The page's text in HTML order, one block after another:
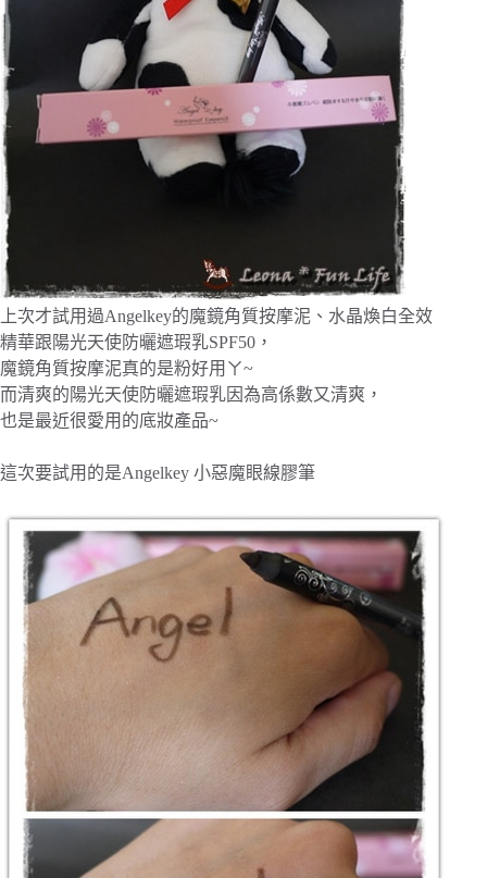
上次才試用過Angelkey的魔鏡角質按摩泥、水晶煥白全效
精華跟陽光天使防曬遮瑕乳SPF50，
魔鏡角質按摩泥真的是粉好用ㄚ~
而清爽的陽光天使防曬遮瑕乳因為高係數又清爽，
也是最近很愛用的底妝產品~
這次要試用的是Angelkey 小惡魔眼線膠筆